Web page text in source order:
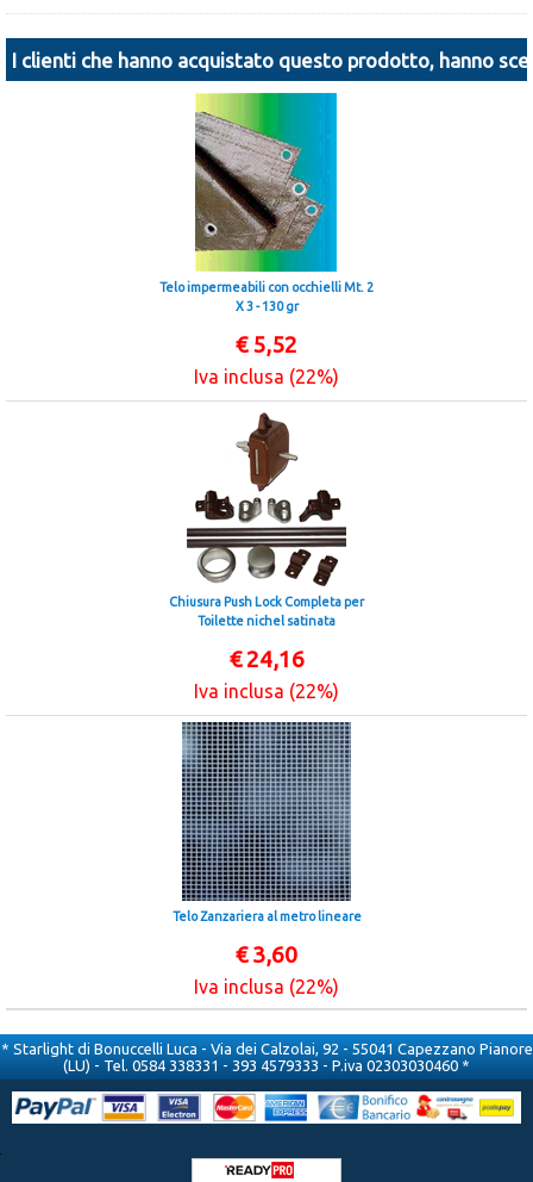
I clienti che hanno acquistato questo prodotto, hanno
Telo impermeabili con occhielli Mt. 2
X 3 - 130 gr
€5,52
Iva inclusa (22%)
Chiusura Push Lock Completa per
Toilette nichel satinata
€24,16
Iva inclusa (22%)
Telo Zanzariera al metro lineare
€3,60
Iva inclusa (22%)
* Starlight di Bonuccelli Luca - Via dei Calzolai, 92 - 55041 Capezzano Pianore
(LU) - Tel. 0584 338331 - 393 4579333 - P.iva 02303030460 *